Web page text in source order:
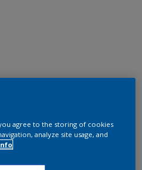
agree to the storing of cookies
analyze site usage, and